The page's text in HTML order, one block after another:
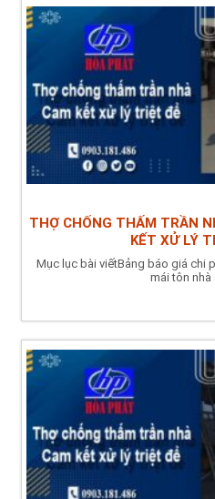
THỢ CHỐNG THẤM TRẦN
KẾT XỬ LÝ
Mục lục bài viếtBảng báo giá chi
mái tôn nhà